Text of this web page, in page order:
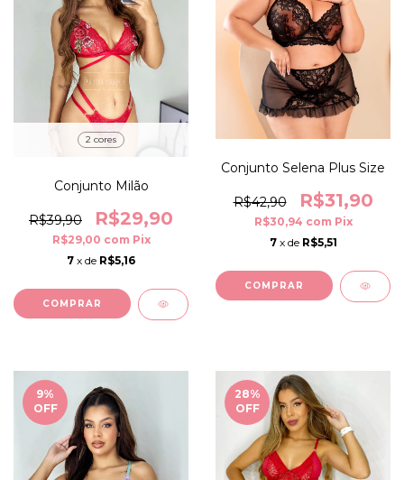
2 cores
Conjunto Milão
R$39,90 R$29,90
R$29,00 com Pix
7 x de R$5,16
COMPRAR
Conjunto Selena Plus Size
R$42,90 R$31,90
R$30,94 com Pix
7 x de R$5,51
COMPRAR
9%
OFF
28%
OFF